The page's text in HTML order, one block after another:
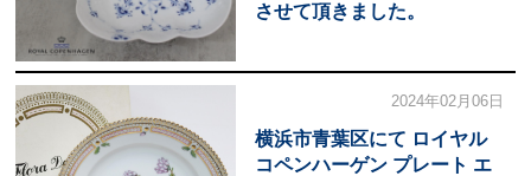
させて頂きました。
2024年02月06日
横浜市青葉区にて ロイヤル
コペンハーゲン プレート エ